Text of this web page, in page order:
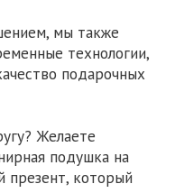
мы также
технологии,
подарочных
Желаете
подушка на
презент, который